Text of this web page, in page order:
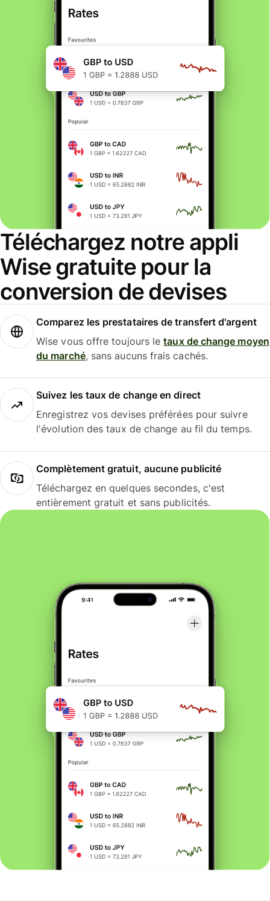
Téléchargez notre appli
Wise gratuite pour la
conversion de devises
Comparez les prestataires de transfert d'argent
Wise vous offre toujours letaux de change moyen
du marché, sans aucuns frais cachés.
Suivez les taux de change en direct
Enregistrez vos devises préférées pour suivre
l'évolution des taux de change au fil du temps.
Complètement gratuit, aucune publicité
Téléchargez en quelques secondes, c'est
entièrement gratuit et sans publicités.